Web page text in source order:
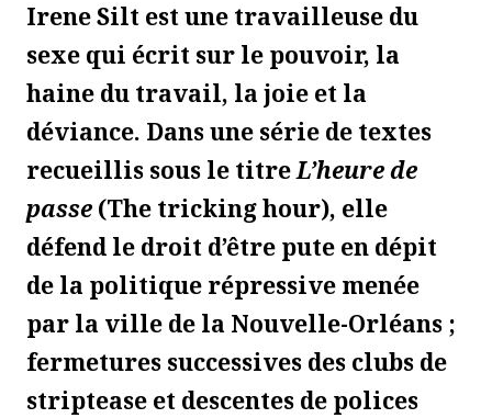
Irene Silt est une travailleuse du
sexe qui écrit sur le pouvoir, la
haine du travail, la joie et la
déviance. Dans une série de textes
recueillis sous le titreL’heure de
passe (The tricking hour), elle
défend le droit d’être pute en dépit
de la politique répressive menée
par la ville de la Nouvelle-Orléans ;
fermetures successives des clubs de
striptease et descentes de polices